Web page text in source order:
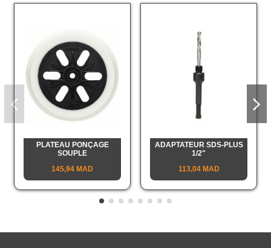
PLATEAU PONÇAGE
SOUPLE
145,94 MAD
ADAPTATEUR SDS-PLUS
1/2"
113,04 MAD